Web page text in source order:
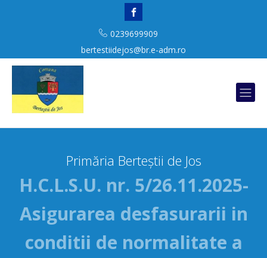
0239699909
bertestiidejos@br.e-adm.ro
Primăria Berteștii de Jos
H.C.L.S.U. nr. 5/26.11.2025-
Asigurarea desfasurarii in
conditii de normalitate a